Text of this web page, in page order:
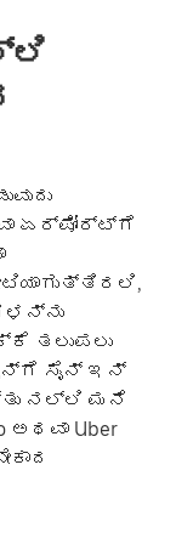
ಏರ್‌ಪೋರ್ಟ್‌ಗೆ
ತಲುಪಲು
ಸೈನ್ ಇನ್
ನಲ್ಲಿ ಮನೆ
Uber